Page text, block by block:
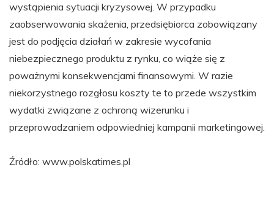
wystąpienia sytuacji kryzysowej. W przypadku
zaobserwowania skażenia, przedsiębiorca zobowiązany
jest do podjęcia działań w zakresie wycofania
niebezpiecznego produktu z rynku, co wiąże się z
poważnymi konsekwencjami finansowymi. W razie
niekorzystnego rozgłosu koszty te to przede wszystkim
wydatki związane z ochroną wizerunku i
przeprowadzaniem odpowiedniej kampanii marketingowej.
Źródło: www.polskatimes.pl